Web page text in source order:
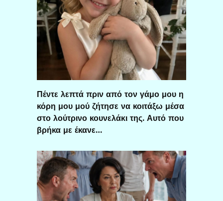
Πέντε λεπτά πριν από τον γάμο μου η
κόρη μου μού ζήτησε να κοιτάξω μέσα
στο λούτρινο κουνελάκι της. Αυτό που
βρήκα με έκανε…